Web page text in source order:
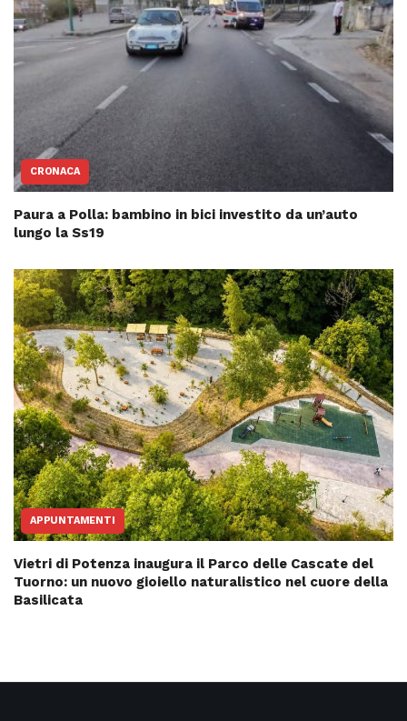
CRONACA
Paura a Polla: bambino in bici investito da un’auto
lungo la Ss19
APPUNTAMENTI
Vietri di Potenza inaugura il Parco delle Cascate del
Tuorno: un nuovo gioiello naturalistico nel cuore della
Basilicata